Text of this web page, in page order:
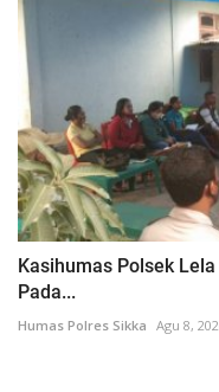
Kasihumas Polsek
Pada...
Humas Polres Sikka Agu 8,